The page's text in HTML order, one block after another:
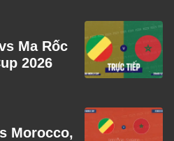
Ma Rốc
2026
Morocco,